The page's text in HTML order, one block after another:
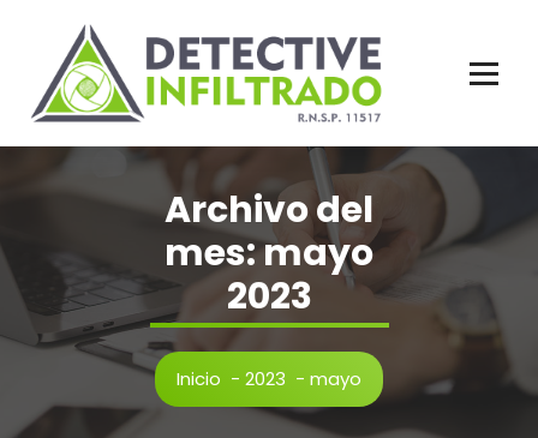
Archivo del
mes: mayo
2023
Inicio - 2023 - mayo